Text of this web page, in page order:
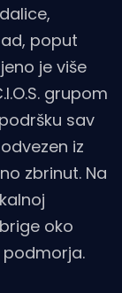
poput
je više
grupom
sav
iz
zbrinut. Na
oko